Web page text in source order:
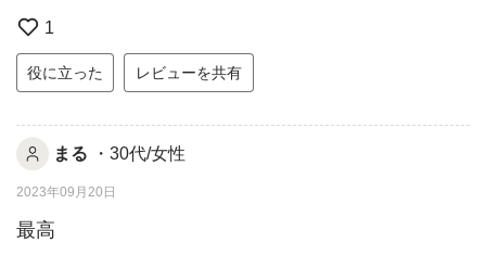
1
役に立った レビューを共有
まる ・30代/女性
2023年09月20日
最高